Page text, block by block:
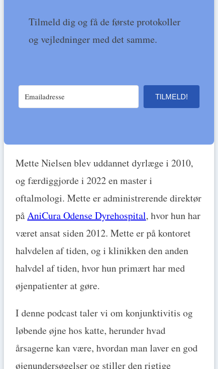
Tilmeld dig og få de første protokoller
og vejledninger med det samme.
TILMELD!
Mette Nielsen blev uddannet dyrlæge i 2010,
og færdiggjorde i 2022 en master i
oftalmologi. Mette er administrerende direktør
påAniCura Odense Dyrehospital, hvor hun har
været ansat siden 2012. Mette er på kontoret
halvdelen af tiden, og i klinikken den anden
halvdel af tiden, hvor hun primært har med
øjenpatienter at gøre.
I denne podcast taler vi om konjunktivitis og
løbende øjne hos katte, herunder hvad
årsagerne kan være, hvordan man laver en god
øjenundersøgelser og stiller den rigtige